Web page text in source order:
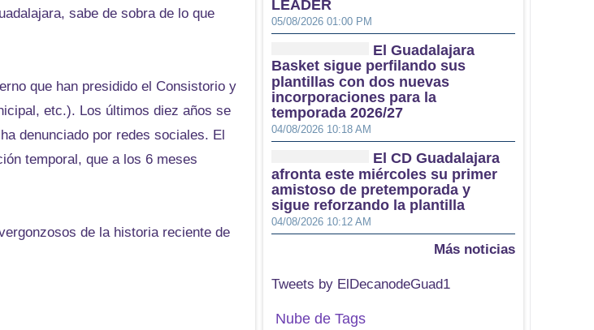
sabe de sobra de lo que
que han presidido el Consistorio y
etc.). Los últimos diez años se
denunciado por redes sociales. El
temporal, que a los 6 meses
de la historia reciente de
LEADER
05/08/2026 01:00 PM
El Guadalajara
Basket sigue perfilando sus
plantillas con dos nuevas
incorporaciones para la
temporada 2026/27
04/08/2026 10:18 AM
El CD Guadalajara
afronta este miércoles su primer
amistoso de pretemporada y
sigue reforzando la plantilla
04/08/2026 10:12 AM
Más noticias
Tweets by ElDecanodeGuad1
Nube de Tags